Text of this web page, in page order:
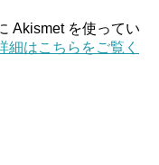
Akismet を使ってい
細はこちらをご覧く